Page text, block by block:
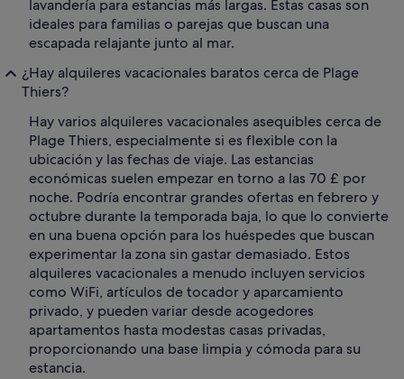
lavandería para estancias más largas. Estas casas son
ideales para familias o parejas que buscan una
escapada relajante junto al mar.
¿Hay alquileres vacacionales baratos cerca de Plage
Thiers?
Hay varios alquileres vacacionales asequibles cerca de
Plage Thiers, especialmente si es flexible con la
ubicación y las fechas de viaje. Las estancias
económicas suelen empezar en torno a las 70 £ por
noche. Podría encontrar grandes ofertas en febrero y
octubre durante la temporada baja, lo que lo convierte
en una buena opción para los huéspedes que buscan
experimentar la zona sin gastar demasiado. Estos
alquileres vacacionales a menudo incluyen servicios
como WiFi, artículos de tocador y aparcamiento
privado, y pueden variar desde acogedores
apartamentos hasta modestas casas privadas,
proporcionando una base limpia y cómoda para su
estancia.